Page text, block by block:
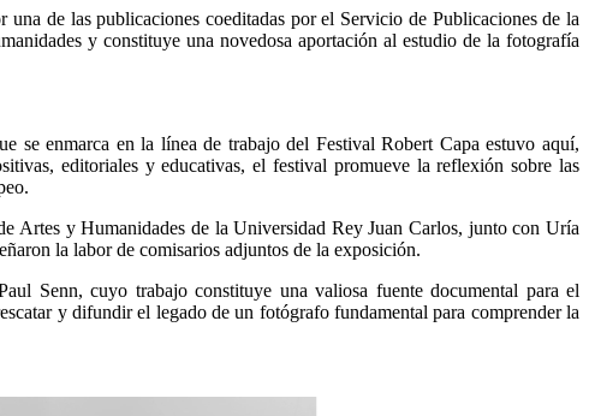
de las publicaciones coeditadas por el Servicio de Publicaciones de la
y constituye una novedosa aportación al estudio de la fotografía
se enmarca en la línea de trabajo del Festival Robert Capa estuvo aquí,
editoriales y educativas, el festival promueve la reflexión sobre las
Artes y Humanidades de la Universidad Rey Juan Carlos, junto con Uría
la labor de comisarios adjuntos de la exposición.
Senn, cuyo trabajo constituye una valiosa fuente documental para el
y difundir el legado de un fotógrafo fundamental para comprender la